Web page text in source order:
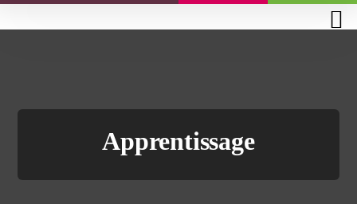
Apprentissage